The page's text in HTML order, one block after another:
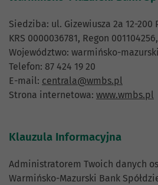
Siedziba: ul. Gizewiusza 2a 12-200
KRS 0000036781, Regon
Województwo: warmińsko-
Telefon: 87 424 19 20
E-mail: centrala@wmbs.pl
Strona internetowa: www.wmbs.pl
Klauzula Informacyjna
Administratorem Twoich danych
Warmińsko-Mazurski Bank